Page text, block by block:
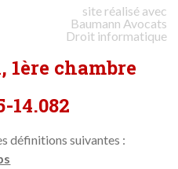
site réalisé avec
Baumann Avocats
Droit informatique
1ère chambre
14.082
définitions suivantes :